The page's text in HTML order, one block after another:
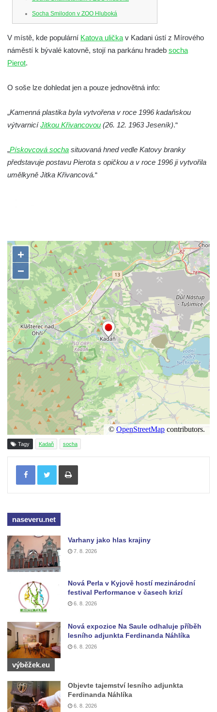
Socha Smilodon v ZOO Hluboká
Socha Koroun bezzubý v ZOO Hluboká
Socha Mamutí lebka v ZOO Hluboká
Socha Orel v ZOO Hluboká
Socha Přátelství v ZOO Hluboká
Socha Matka příroda v ZOO Hluboká
Socha Lišky v ZOO Hluboká
Socha Tygr v ZOO Hluboká
Socha Želva v ZOO Hluboká
Socha Kozorožec horský v ZOO Hluboká
Socha Včela v ZOO Hluboká
Socha Housenka v ZOO Hluboká
Socha Nosorožík v ZOO Hluboká
Socha Rosomák v ZOO Hluboká
Socha Beruška v ZOO Hluboká
Socha Vážka v ZOO Hluboká
Socha Volavka v ZOO Hluboká
Flamingo trůn v ZOO Hluboká
Lavička Kůň Převalského v ZOO Hluboká
Lysá nad Labem, barokní město Šporkovo
Socha Opičákovník v ZOO Hluboká
Socha Roháč v ZOO Hluboká
Socha Mystik v ZOO Hluboká
Reliéf Rodina a práce na budově záložny
Socha Jana Valeria Jirsíka u Černé věže v
Českých Budějovicích
Socha Krista klesajícího pod křížem u
kostela svatého Mikuláše v Českých
Socha svatého Jana Nepomuckého u
kostela svaté Rodiny v Českých
Socha S tebou v parku na Senovážném
náměstí v Českých Budějovicích
Socha Tornádo v parku na Senovážném
náměstí v Českých Budějovicích
Sousoší Humanoidi na Lannově třídě v
Českých Budějovicích
V místě, kde populární Katova ulička v Kadani ústí z Mírového
náměstí k bývalé katovně, stojí na parkánu hradeb socha
Pierot.
O soše lze dohledat jen a pouze jednovětná info:
„Kamenná plastika byla vytvořena v roce 1996 kadaňskou
výtvarnicíJitkou Křivancovou (26. 12. 1963 Jeseník).“
„Pískovcová socha situovaná hned vedle Katovy branky
představuje postavu Pierota s opičkou a v roce 1996 ji vytvořila
umělkyně Jitka Křivancová.“
Tagy Kadaň socha
Tisknout
naseveru.net
Varhany jako hlas krajiny
7. 8. 2026
Nová Perla v Kyjově hostí mezinárodní
festival Performance v časech krizí
6. 8. 2026
Nová expozice Na Saule odhaluje příběh
lesního adjunkta Ferdinanda Náhlíka
6. 8. 2026
výběžek.eu
Objevte tajemství lesního adjunkta
Ferdinanda Náhlíka
6. 8. 2026